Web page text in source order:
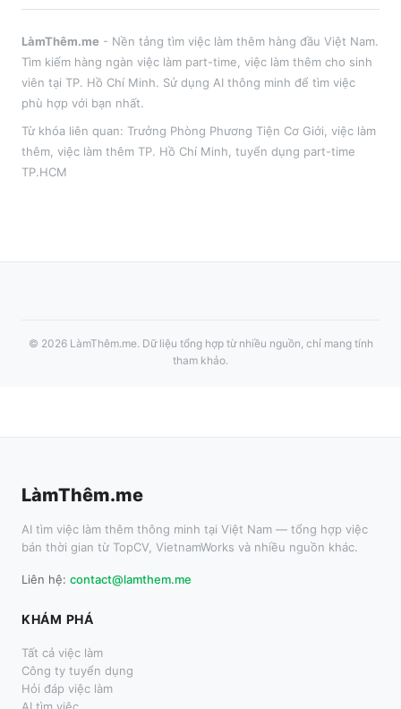
LàmThêm.me - Nền tảng tìm việc làm thêm hàng đầu Việt Nam.
Tìm kiếm hàng ngàn việc làm part-time, việc làm thêm cho sinh
viên tại TP. Hồ Chí Minh. Sử dụng AI thông minh để tìm việc
phù hợp với bạn nhất.
Từ khóa liên quan: Trưởng Phòng Phương Tiện Cơ Giới việc làm
thêm , việc làm thêm TP. Hồ Chí Minh , tuyển dụng part-time
TP.HCM
© 2026 LàmThêm.me. Dữ liệu tổng hợp từ nhiều nguồn, chỉ mang tính
tham khảo.
LàmThêm.me
AI tìm việc làm thêm thông minh tại Việt Nam — tổng hợp việc
bán thời gian từ TopCV, VietnamWorks và nhiều nguồn khác.
Liên hệ: contact@lamthem.me
KHÁM PHÁ
Tất cả việc làm
Công ty tuyển dụng
Hỏi đáp việc làm